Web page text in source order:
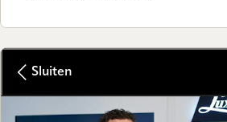
Sluiten